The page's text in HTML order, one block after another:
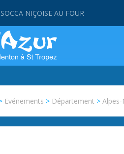
SOCCA NIÇOISE AU FOUR
Evénements > Département >